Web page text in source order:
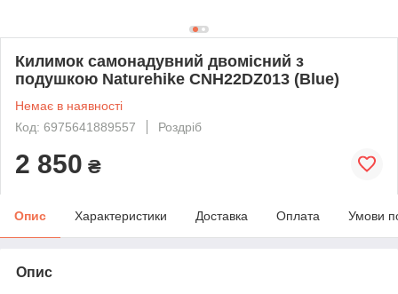
Килимок самонадувний двомісний з
подушкою Naturehike CNH22DZ013 (Blue)
Немає в наявності
Код: 6975641889557
Роздріб
2 850 ₴
Опис Характеристики Доставка Оплата Умови
Опис